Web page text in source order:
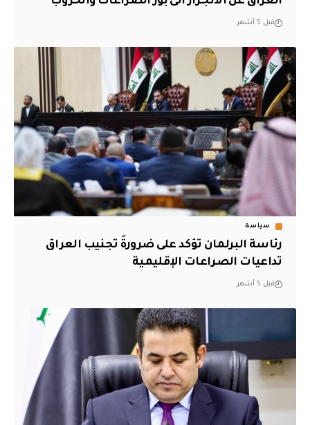
قبل 5 أشهر
سياسة
رئاسة البرلمان تؤكد على ضرورةَ تجنيب العراق
تداعيات الصراعات الإقليمية
قبل 5 أشهر